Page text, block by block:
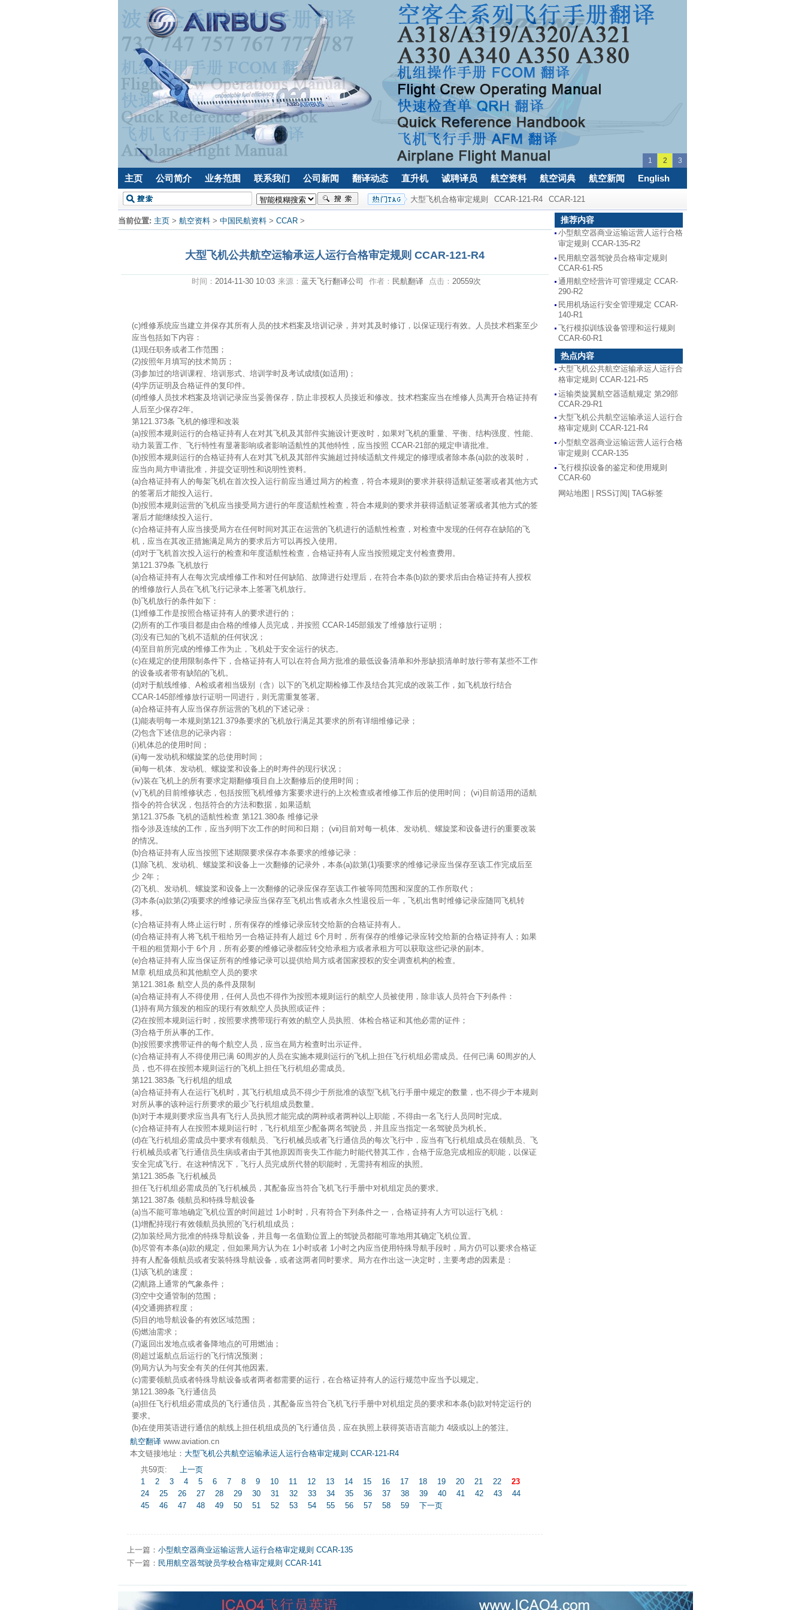
1 2 3
主页 公司简介 业务范围 联系我们 公司新闻 翻译动态 直升机 诚聘译员 航空资料 航空词典 航空新闻 English
大型飞机合格审定规则 CCAR-121-R4 CCAR-121
当前位置: 主页 > 航空资料 > 中国民航资料 > CCAR >
大型飞机公共航空运输承运人运行合格审定规则 CCAR-121-R4
时间： 2014-11-30 10:03 来源： 蓝天飞行翻译公司 作者： 民航翻译 点击： 20559次
(c)维修系统应当建立并保存其所有人员的技术档案及培训记录，并对其及时修订，以保证现行有效。人员技术档案至少
应当包括如下内容：
(1)现任职务或者工作范围；
(2)按照年月填写的技术简历；
(3)参加过的培训课程、培训形式、培训学时及考试成绩(如适用)；
(4)学历证明及合格证件的复印件。
(d)维修人员技术档案及培训记录应当妥善保存，防止非授权人员接近和修改。技术档案应当在维修人员离开合格证持有
人后至少保存2年。
第121.373条 飞机的修理和改装
(a)按照本规则运行的合格证持有人在对其飞机及其部件实施设计更改时，如果对飞机的重量、平衡、结构强度、性能、
动力装置工作、飞行特性有显著影响或者影响适航性的其他特性，应当按照 CCAR-21部的规定申请批准。
(b)按照本规则运行的合格证持有人在对其飞机及其部件实施超过持续适航文件规定的修理或者除本条(a)款的改装时，
应当向局方申请批准，并提交证明性和说明性资料。
(a)合格证持有人的每架飞机在首次投入运行前应当通过局方的检查，符合本规则的要求并获得适航证签署或者其他方式
的签署后才能投入运行。
(b)按照本规则运营的飞机应当接受局方进行的年度适航性检查，符合本规则的要求并获得适航证签署或者其他方式的签
署后才能继续投入运行。
(c)合格证持有人应当接受局方在任何时间对其正在运营的飞机进行的适航性检查，对检查中发现的任何存在缺陷的飞
机，应当在其改正措施满足局方的要求后方可以再投入使用。
(d)对于飞机首次投入运行的检查和年度适航性检查，合格证持有人应当按照规定支付检查费用。
第121.379条 飞机放行
(a)合格证持有人在每次完成维修工作和对任何缺陷、故障进行处理后，在符合本条(b)款的要求后由合格证持有人授权
的维修放行人员在飞机飞行记录本上签署飞机放行。
(b)飞机放行的条件如下：
(1)维修工作是按照合格证持有人的要求进行的；
(2)所有的工作项目都是由合格的维修人员完成，并按照 CCAR-145部颁发了维修放行证明；
(3)没有已知的飞机不适航的任何状况；
(4)至目前所完成的维修工作为止，飞机处于安全运行的状态。
(c)在规定的使用限制条件下，合格证持有人可以在符合局方批准的最低设备清单和外形缺损清单时放行带有某些不工作
的设备或者带有缺陷的飞机。
(d)对于航线维修、A检或者相当级别（含）以下的飞机定期检修工作及结合其完成的改装工作，如飞机放行结合
CCAR-145部维修放行证明一同进行，则无需重复签署。
(a)合格证持有人应当保存所运营的飞机的下述记录：
(1)能表明每一本规则第121.379条要求的飞机放行满足其要求的所有详细维修记录；
(2)包含下述信息的记录内容：
(ⅰ)机体总的使用时间；
(ⅱ)每一发动机和螺旋桨的总使用时间；
(ⅲ)每一机体、发动机、螺旋桨和设备上的时寿件的现行状况；
(ⅳ)装在飞机上的所有要求定期翻修项目自上次翻修后的使用时间；
(ⅴ)飞机的目前维修状态，包括按照飞机维修方案要求进行的上次检查或者维修工作后的使用时间； (ⅵ)目前适用的适航
指令的符合状况，包括符合的方法和数据，如果适航
第121.375条 飞机的适航性检查 第121.380条 维修记录
指令涉及连续的工作，应当列明下次工作的时间和日期； (ⅶ)目前对每一机体、发动机、螺旋桨和设备进行的重要改装
的情况。
(b)合格证持有人应当按照下述期限要求保存本条要求的维修记录：
(1)除飞机、发动机、螺旋桨和设备上一次翻修的记录外，本条(a)款第(1)项要求的维修记录应当保存至该工作完成后至
少 2年；
(2)飞机、发动机、螺旋桨和设备上一次翻修的记录应保存至该工作被等同范围和深度的工作所取代；
(3)本条(a)款第(2)项要求的维修记录应当保存至飞机出售或者永久性退役后一年，飞机出售时维修记录应随同飞机转
移。
(c)合格证持有人终止运行时，所有保存的维修记录应转交给新的合格证持有人。
(d)合格证持有人将飞机干租给另一合格证持有人超过 6个月时，所有保存的维修记录应转交给新的合格证持有人；如果
干租的租赁期小于 6个月，所有必要的维修记录都应转交给承租方或者承租方可以获取这些记录的副本。
(e)合格证持有人应当保证所有的维修记录可以提供给局方或者国家授权的安全调查机构的检查。
M章 机组成员和其他航空人员的要求
第121.381条 航空人员的条件及限制
(a)合格证持有人不得使用，任何人员也不得作为按照本规则运行的航空人员被使用，除非该人员符合下列条件：
(1)持有局方颁发的相应的现行有效航空人员执照或证件；
(2)在按照本规则运行时，按照要求携带现行有效的航空人员执照、体检合格证和其他必需的证件；
(3)合格于所从事的工作。
(b)按照要求携带证件的每个航空人员，应当在局方检查时出示证件。
(c)合格证持有人不得使用已满 60周岁的人员在实施本规则运行的飞机上担任飞行机组必需成员。任何已满 60周岁的人
员，也不得在按照本规则运行的飞机上担任飞行机组必需成员。
第121.383条 飞行机组的组成
(a)合格证持有人在运行飞机时，其飞行机组成员不得少于所批准的该型飞机飞行手册中规定的数量，也不得少于本规则
对所从事的该种运行所要求的最少飞行机组成员数量。
(b)对于本规则要求应当具有飞行人员执照才能完成的两种或者两种以上职能，不得由一名飞行人员同时完成。
(c)合格证持有人在按照本规则运行时，飞行机组至少配备两名驾驶员，并且应当指定一名驾驶员为机长。
(d)在飞行机组必需成员中要求有领航员、飞行机械员或者飞行通信员的每次飞行中，应当有飞行机组成员在领航员、飞
行机械员或者飞行通信员生病或者由于其他原因而丧失工作能力时能代替其工作，合格于应急完成相应的职能，以保证
安全完成飞行。在这种情况下，飞行人员完成所代替的职能时，无需持有相应的执照。
第121.385条 飞行机械员
担任飞行机组必需成员的飞行机械员，其配备应当符合飞机飞行手册中对机组定员的要求。
第121.387条 领航员和特殊导航设备
(a)当不能可靠地确定飞机位置的时间超过 1小时时，只有符合下列条件之一，合格证持有人方可以运行飞机：
(1)增配持现行有效领航员执照的飞行机组成员；
(2)加装经局方批准的特殊导航设备，并且每一名值勤位置上的驾驶员都能可靠地用其确定飞机位置。
(b)尽管有本条(a)款的规定，但如果局方认为在 1小时或者 1小时之内应当使用特殊导航手段时，局方仍可以要求合格证
持有人配备领航员或者安装特殊导航设备，或者这两者同时要求。局方在作出这一决定时，主要考虑的因素是：
(1)该飞机的速度；
(2)航路上通常的气象条件；
(3)空中交通管制的范围；
(4)交通拥挤程度；
(5)目的地导航设备的有效区域范围；
(6)燃油需求；
(7)返回出发地点或者备降地点的可用燃油；
(8)超过返航点后运行的飞行情况预测；
(9)局方认为与安全有关的任何其他因素。
(c)需要领航员或者特殊导航设备或者两者都需要的运行，在合格证持有人的运行规范中应当予以规定。
第121.389条 飞行通信员
(a)担任飞行机组必需成员的飞行通信员，其配备应当符合飞机飞行手册中对机组定员的要求和本条(b)款对特定运行的
要求。
(b)在使用英语进行通信的航线上担任机组成员的飞行通信员，应在执照上获得英语语言能力 4级或以上的签注。
航空翻译 www.aviation.cn
本文链接地址： 大型飞机公共航空运输承运人运行合格审定规则 CCAR-121-R4
共59页:
上一页
1
2 3 4 5 6 7 8 9 10 11 12 13 14 15 16 17 18 19 20 21 22
23
24
25 26 27 28 29 30 31 32 33 34 35 36 37 38 39 40 41 42 43
44
45
46 47 48 49 50 51 52 53 54 55 56 57 58 59 下一页
上一篇： 小型航空器商业运输运营人运行合格审定规则 CCAR-135
下一篇： 民用航空器驾驶员学校合格审定规则 CCAR-141
推荐内容
小型航空器商业运输运营人运行合格
审定规则 CCAR-135-R2
民用航空器驾驶员合格审定规则
CCAR-61-R5
通用航空经营许可管理规定 CCAR-
290-R2
民用机场运行安全管理规定 CCAR-
140-R1
飞行模拟训练设备管理和运行规则
CCAR-60-R1
热点内容
大型飞机公共航空运输承运人运行合
格审定规则 CCAR-121-R5
运输类旋翼航空器适航规定 第29部
CCAR-29-R1
大型飞机公共航空运输承运人运行合
格审定规则 CCAR-121-R4
小型航空器商业运输运营人运行合格
审定规则 CCAR-135
飞行模拟设备的鉴定和使用规则
CCAR-60
网站地图
RSS订阅 TAG标签